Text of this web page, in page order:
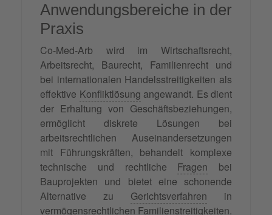
Anwendungsbereiche in der
Praxis
Co-Med-Arb wird im Wirtschaftsrecht,
Arbeitsrecht, Baurecht, Familienrecht und
bei internationalen Handelsstreitigkeiten als
effektive Konfliktlösung angewandt. Es dient
der Erhaltung von Geschäftsbeziehungen,
ermöglicht diskrete Lösungen bei
arbeitsrechtlichen Auseinandersetzungen
mit Führungskräften, behandelt komplexe
technische und rechtliche Fragen bei
Bauprojekten und bietet eine schonende
Alternative zu Gerichtsverfahren in
vermögensrechtlichen Familienstreitigkeiten.